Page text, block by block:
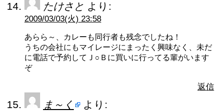
たけさと より:
2009/03/03(火) 23:58
あらら～、カレーも同行者も残念でしたね！
うちの会社にもマイレージにまったく興味なく、未だ
に電話で予約してＪ○Ｂに買いに行ってる輩がいます
ぞ
返信
ま～く より: